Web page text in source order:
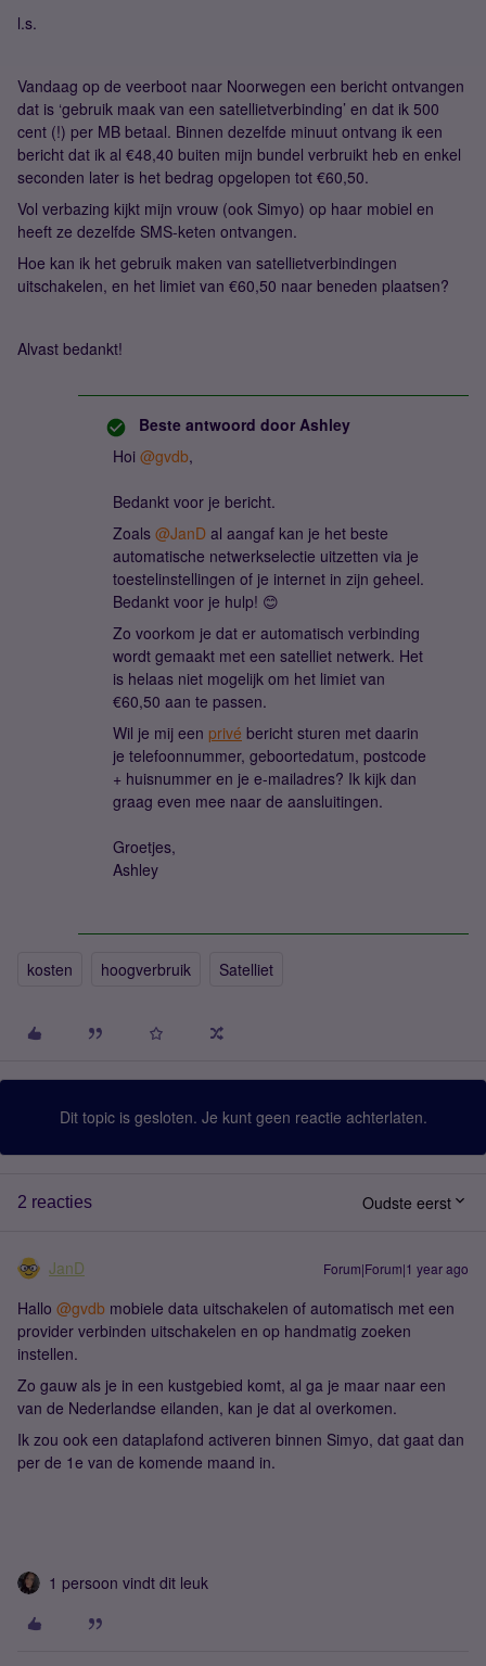
l.s.
Vandaag op de veerboot naar Noorwegen een bericht ontvangen
dat is ‘gebruik maak van een satellietverbinding’ en dat ik 500
cent (!) per MB betaal. Binnen dezelfde minuut ontvang ik een
bericht dat ik al €48,40 buiten mijn bundel verbruikt heb en enkel
seconden later is het bedrag opgelopen tot €60,50.
Vol verbazing kijkt mijn vrouw (ook Simyo) op haar mobiel en
heeft ze dezelfde SMS-keten ontvangen.
Hoe kan ik het gebruik maken van satellietverbindingen
uitschakelen, en het limiet van €60,50 naar beneden plaatsen?
Alvast bedankt!
Beste antwoord door Ashley
Hoi @gvdb,
Bedankt voor je bericht.
Zoals @JanD al aangaf kan je het beste
automatische netwerkselectie uitzetten via je
toestelinstellingen of je internet in zijn geheel.
Bedankt voor je hulp! 😊
Zo voorkom je dat er automatisch verbinding
wordt gemaakt met een satelliet netwerk. Het
is helaas niet mogelijk om het limiet van
€60,50 aan te passen.
Wil je mij een privé bericht sturen met daarin
je telefoonnummer, geboortedatum, postcode
+ huisnummer en je e-mailadres? Ik kijk dan
graag even mee naar de aansluitingen.
Groetjes,
Ashley
kosten hoogverbruik Satelliet
Dit topic is gesloten. Je kunt geen reactie achterlaten.
2 reacties Oudste eerst
JanD Forum|Forum|1 year ago
Hallo @gvdb mobiele data uitschakelen of automatisch met een
provider verbinden uitschakelen en op handmatig zoeken
instellen.
Zo gauw als je in een kustgebied komt, al ga je maar naar een
van de Nederlandse eilanden, kan je dat al overkomen.
Ik zou ook een dataplafond activeren binnen Simyo, dat gaat dan
per de 1e van de komende maand in.
1 persoon vindt dit leuk